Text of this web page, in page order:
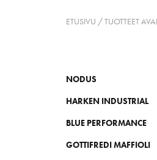
ETUSIVU / TUOTTEET
NODUS
HARKEN INDUSTRIAL
BLUE PERFORMANCE
GOTTIFREDI MAFFIOLI